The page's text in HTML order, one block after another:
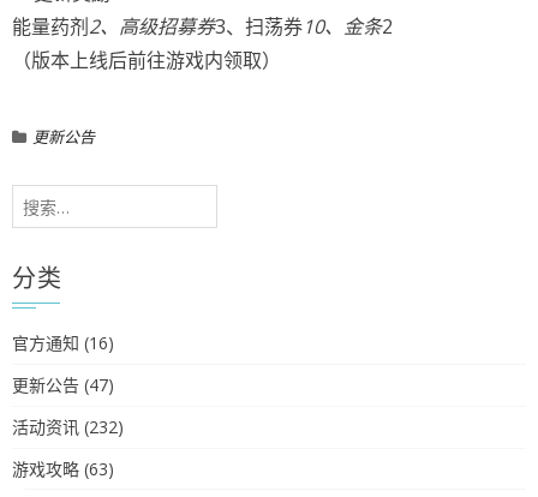
能量药剂2、高级招募券3、扫荡券10、金条2
（版本上线后前往游戏内领取）
更新公告
搜
索：
分类
官方通知 (16)
更新公告 (47)
活动资讯 (232)
游戏攻略 (63)